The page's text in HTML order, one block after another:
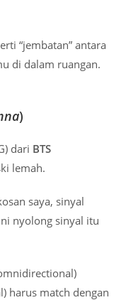
“jembatan” antara
di dalam ruangan.
)
dari BTS
lemah.
saya, sinyal
nyolong sinyal itu
harus match dengan